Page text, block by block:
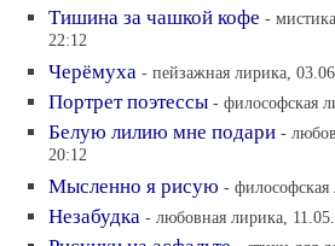
Тишина за чашкой кофе -
22:12
Черёмуха - пейзажная лирика,
Портрет поэтессы - философская
Белую лилию мне подари -
20:12
Мысленно я рисую - философская
Незабудка - любовная лирика,